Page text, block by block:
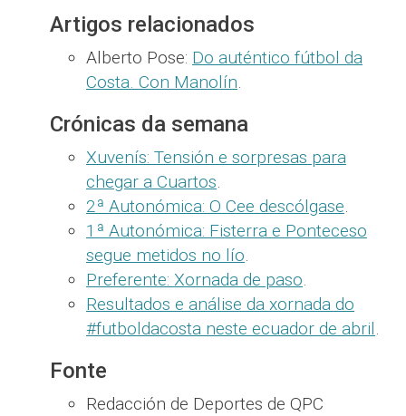
Artigos relacionados
Alberto Pose: Do auténtico fútbol da
Costa. Con Manolín
Crónicas da semana
Xuvenís: Tensión e sorpresas para
chegar a Cuartos
2ª Autonómica: O Cee descólgase
1ª Autonómica: Fisterra e Ponteceso
segue metidos no lío
Preferente: Xornada de paso
Resultados e análise da xornada do
#futboldacosta neste ecuador de abril
Fonte
Redacción de Deportes de QPC